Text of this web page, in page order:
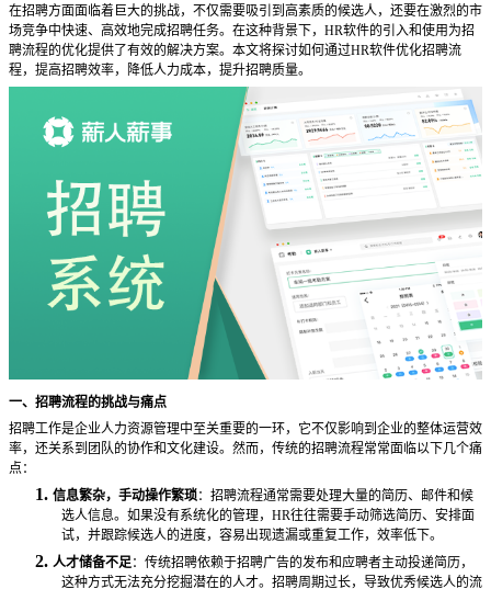
在招聘方面面临着巨大的挑战，不仅需要吸引到高素质的候选人，还要在激烈的市
场竞争中快速、高效地完成招聘任务。在这种背景下， HR软件的引入和使用为招
聘流程的优化提供了有效的解决方案。本文将探讨如何通过HR软件优化招聘流
程，提高招聘效率，降低人力成本，提升招聘质量。
一、招聘流程的挑战与痛点
招聘工作是企业人力资源管理中至关重要的一环，它不仅影响到企业的整体运营效
率，还关系到团队的协作和文化建设。然而，传统的招聘流程常常面临以下几个痛
点：
1. 信息繁杂，手动操作繁琐：招聘流程通常需要处理大量的简历、邮件和候
选人信息。如果没有系统化的管理， HR往往需要手动筛选简历、安排面
试，并跟踪候选人的进度，容易出现遗漏或重复工作，效率低下。
2. 人才储备不足 ：传统招聘依赖于招聘广告的发布和应聘者主动投递简历，
这种方式无法充分挖掘潜在的人才。招聘周期过长，导致优秀候选人的流